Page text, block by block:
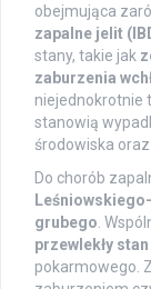
obejmująca
zapalne jelit
stany, takie jak
zaburzenia
niejednokrotnie
stanowią
środowiska
Do chorób
grubego.
przewlekły
pokarmowego.